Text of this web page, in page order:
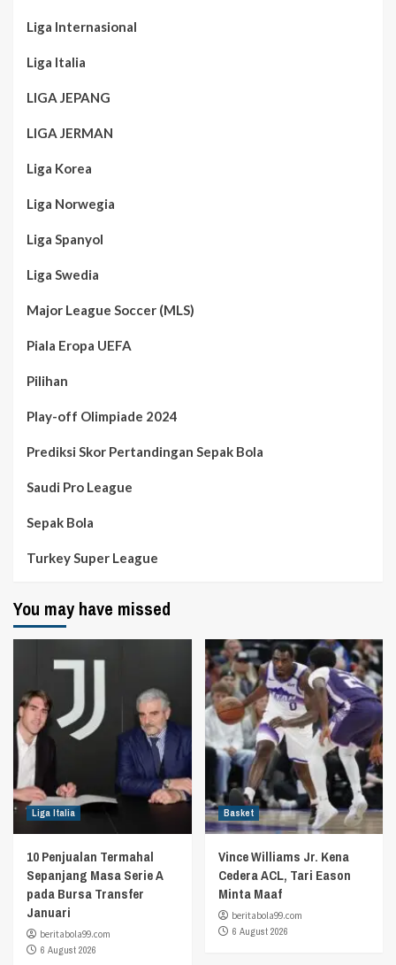
Liga Internasional
Liga Italia
LIGA JEPANG
LIGA JERMAN
Liga Korea
Liga Norwegia
Liga Spanyol
Liga Swedia
Major League Soccer (MLS)
Piala Eropa UEFA
Pilihan
Play-off Olimpiade 2024
Prediksi Skor Pertandingan Sepak Bola
Saudi Pro League
Sepak Bola
Turkey Super League
You may have missed
Liga Italia
10 Penjualan Termahal
Sepanjang Masa Serie A
pada Bursa Transfer
Januari
beritabola99.com
6 August 2026
Basket
Vince Williams Jr. Kena
Cedera ACL, Tari Eason
Minta Maaf
beritabola99.com
6 August 2026